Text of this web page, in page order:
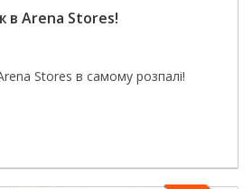
в Arena Stores!
Stores в самому розпалі!